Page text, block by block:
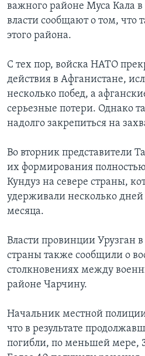
важного районе Муса Кала
власти сообщают о том, что
этого района.
С тех пор, войска НАТО
действия в Афганистане,
несколько побед, а
серьезные потери. Однако
надолго закрепиться на
Во вторник представители
их формирования
Кундуз на севере страны,
удерживали несколько
месяца.
Власти провинции Урузган
страны также сообщили о
столкновениях между
районе Чарчину.
Начальник местной
что в результате
погибли, по меньшей мере,